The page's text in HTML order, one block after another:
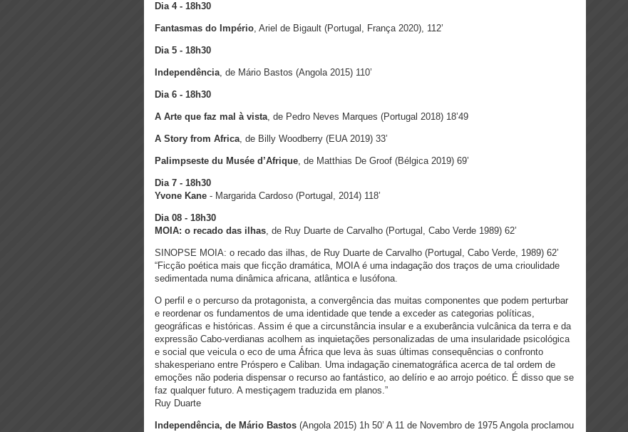
Dia 4 - 18h30
Fantasmas do Império, Ariel de Bigault (Portugal, França 2020), 112’
Dia 5 - 18h30
Independência, de Mário Bastos (Angola 2015) 110’
Dia 6 - 18h30
A Arte que faz mal à vista, de Pedro Neves Marques (Portugal 2018) 18’49
A Story from Africa, de Billy Woodberry (EUA 2019) 33’
Palimpseste du Musée d’Afrique, de Matthias De Groof (Bélgica 2019) 69’
Dia 7 - 18h30
Yvone Kane - Margarida Cardoso (Portugal, 2014) 118’
Dia 08 - 18h30
MOIA: o recado das ilhas, de Ruy Duarte de Carvalho (Portugal, Cabo Verde 1989) 62’
SINOPSE MOIA: o recado das ilhas, de Ruy Duarte de Carvalho (Portugal, Cabo Verde, 1989) 62’
“Ficção poética mais que ficção dramática, MOIA é uma indagação dos traços de uma crioulidade
sedimentada numa dinâmica africana, atlântica e lusófona.
O perfil e o percurso da protagonista, a convergência das muitas componentes que podem perturbar
e reordenar os fundamentos de uma identidade que tende a exceder as categorias políticas,
geográficas e históricas. Assim é que a circunstância insular e a exuberância vulcânica da terra e da
expressão Cabo-verdianas acolhem as inquietações personalizadas de uma insularidade psicológica
e social que veicula o eco de uma África que leva às suas últimas consequências o confronto
shakesperiano entre Próspero e Caliban. Uma indagação cinematográfica acerca de tal ordem de
emoções não poderia dispensar o recurso ao fantástico, ao delírio e ao arrojo poético. É disso que se
faz qualquer futuro. A mestiçagem traduzida em planos.”
Ruy Duarte
Independência, de Mário Bastos (Angola 2015) 1h 50’ A 11 de Novembro de 1975 Angola proclamou